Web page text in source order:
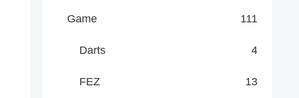
Game 111
Darts 4
FEZ 13